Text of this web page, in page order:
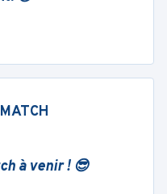
à venir ! 😎